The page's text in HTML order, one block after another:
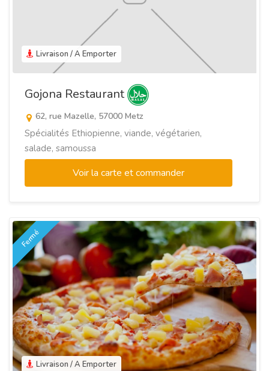
Livraison / A Emporter
Gojona Restaurant
62, rue Mazelle, 57000 Metz
Spécialités Ethiopienne, viande, végétarien,
salade, samoussa
Voir la carte et commander
Livraison / A Emporter
Fermé